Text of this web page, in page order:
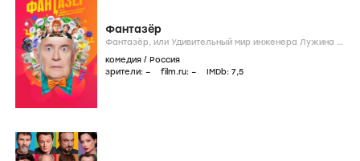
Фантазёр
Фантазёр, или Удивительный мир инженера Лужина /
комедия / Россия
зрители: – film.ru: – IMDb: 7,5